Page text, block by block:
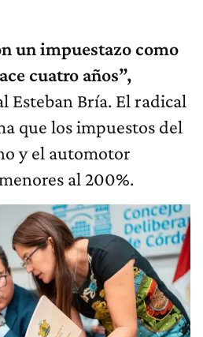
un impuestazo como
cuatro años”,
Esteban Bría. El radical
que los impuestos del
y el automotor
al 200%.